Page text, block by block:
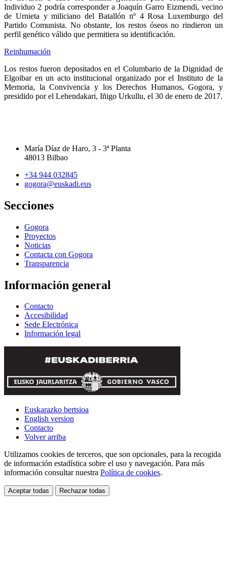
Individuo 2 podría corresponder a Joaquín Garro Eizmendi, vecino
de Urnieta y miliciano del Batallón nº 4 Rosa Luxemburgo del
Partido Comunista. No obstante, los restos óseos no rindieron un
perfil genético válido que permitiera su identificación.
Reinhumación
Los restos fueron depositados en el Columbario de la Dignidad de
Elgoibar en un acto institucional organizado por el Instituto de la
Memoria, la Convivencia y los Derechos Humanos, Gogora, y
presidido por el Lehendakari, Iñigo Urkullu, el 30 de enero de 2017.
María Díaz de Haro, 3 - 3ª Planta
48013 Bilbao
+34 944 032845
gogora@euskadi.eus
Secciones
Gogora
Proyectos
Noticias
Contacta con Gogora
Transparencia
Información general
Contacto
Accesibilidad
Sede Electrónica
Información legal
Euskarazko bertsioa
English version
Contacto
Volver arriba
Utilizamos cookies de terceros, que son opcionales, para la recogida
de información estadística sobre el uso y navegación. Para más
información consultar nuestra Política de cookies.
Aceptar todas Rechazar todas